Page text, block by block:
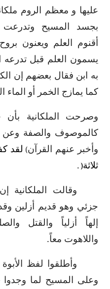
عليها و معظم الروم
بجسد المسيح وتدرعت
أقنوم العلم ويعنون
يسمون العلم قبل تدرعه
به ابن فقال بعضهم إن
كما يمازج الخمر أو الماء
وصرحت الملكانية بأن
كالموصوف والصفة وعن
وأخبر عنهم القرآن) لقد
ثلاثة(
.
وقالت الملكانية
جزئي وهو قديم أزلين
إلهاً أزلياً والقتل
واللاهوت معاً.
وأطلقوا لفظ
وعلى المسيح لما